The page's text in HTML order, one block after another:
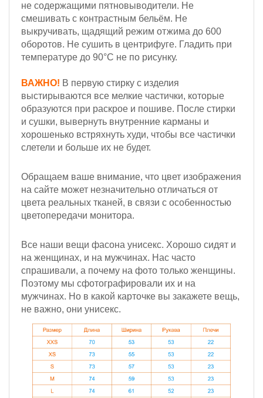
не содержащими пятновыводители. Не
смешивать с контрастным бельём. Не
выкручивать, щадящий режим отжима до 600
оборотов. Не сушить в центрифуге. Гладить при
температуре до 90°С не по рисунку.
ВАЖНО! В первую стирку с изделия
выстирываются все мелкие частички, которые
образуются при раскрое и пошиве. После стирки
и сушки, вывернуть внутренние карманы и
хорошенько встряхнуть худи, чтобы все частички
слетели и больше их не будет.
Обращаем ваше внимание, что цвет изображения
на сайте может незначительно отличаться от
цвета реальных тканей, в связи с особенностью
цветопередачи монитора.
Все наши вещи фасона унисекс. Хорошо сидят и
на женщинах, и на мужчинах. Нас часто
спрашивали, а почему на фото только женщины.
Поэтому мы сфотографировали их и на
мужчинах. Но в какой карточке вы закажете вещь,
не важно, они унисекс.